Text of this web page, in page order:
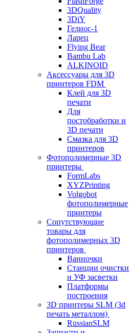
3DQuality
3DiY
Гелиос-1
Ларец
Flying Bear
Bambu Lab
ALKINOID
Аксессуары для 3D
принтеров FDM
Клей для 3D
печати
Для
постобработки и
3D печати
Смазка для 3D
принтеров
Фотополимерные 3D
принтеры
FormLabs
XYZPrinting
Volgobot
фотополимерные
принтеры
Сопутствующие
товары для
фотополимерных 3D
принтеров
Ванночки
Станции очистки
и УФ засветки
Платформы
построения
3D принтеры SLM (3d
печать металлом)
RussianSLM